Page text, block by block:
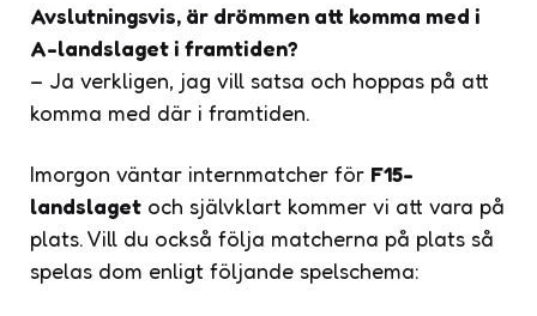
Avslutningsvis, är drömmen att komma med i
A-landslaget i framtiden?
– Ja verkligen, jag vill satsa och hoppas på att
komma med där i framtiden.
Imorgon väntar internmatcher för F15-
landslaget och självklart kommer vi att vara på
plats. Vill du också följa matcherna på plats så
spelas dom enligt följande spelschema: